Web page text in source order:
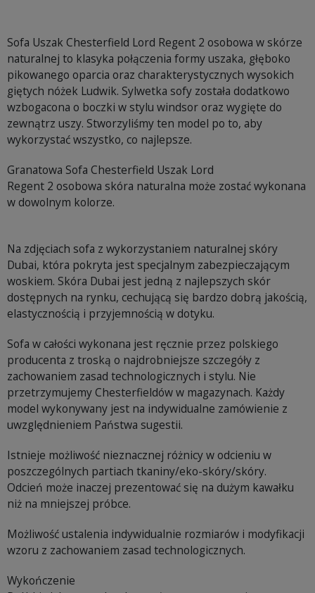
Sofa Uszak Chesterfield Lord Regent 2 osobowa w skórze
naturalnej to klasyka połączenia formy uszaka, głęboko
pikowanego oparcia oraz charakterystycznych wysokich
giętych nóżek Ludwik. Sylwetka sofy została dodatkowo
wzbogacona o boczki w stylu windsor oraz wygięte do
zewnątrz uszy. Stworzyliśmy ten model po to, aby
wykorzystać wszystko, co najlepsze.
Granatowa Sofa Chesterfield Uszak Lord
Regent 2 osobowa skóra naturalna może zostać wykonana
w dowolnym kolorze.
Na zdjęciach sofa z wykorzystaniem naturalnej skóry
Dubai, która pokryta jest specjalnym zabezpieczającym
woskiem. Skóra Dubai jest jedną z najlepszych skór
dostępnych na rynku, cechującą się bardzo dobrą jakością,
elastycznością i przyjemnością w dotyku.
Sofa w całości wykonana jest ręcznie przez polskiego
producenta z troską o najdrobniejsze szczegóły z
zachowaniem zasad technologicznych i stylu. Nie
przetrzymujemy Chesterfieldów w magazynach. Każdy
model wykonywany jest na indywidualne zamówienie z
uwzględnieniem Państwa sugestii.
Istnieje możliwość nieznacznej różnicy w odcieniu w
poszczególnych partiach tkaniny/eko-skóry/skóry.
Odcień może inaczej prezentować się na dużym kawałku
niż na mniejszej próbce.
Możliwość ustalenia indywidualnie rozmiarów i modyfikacji
wzoru z zachowaniem zasad technologicznych.
Wykończenie